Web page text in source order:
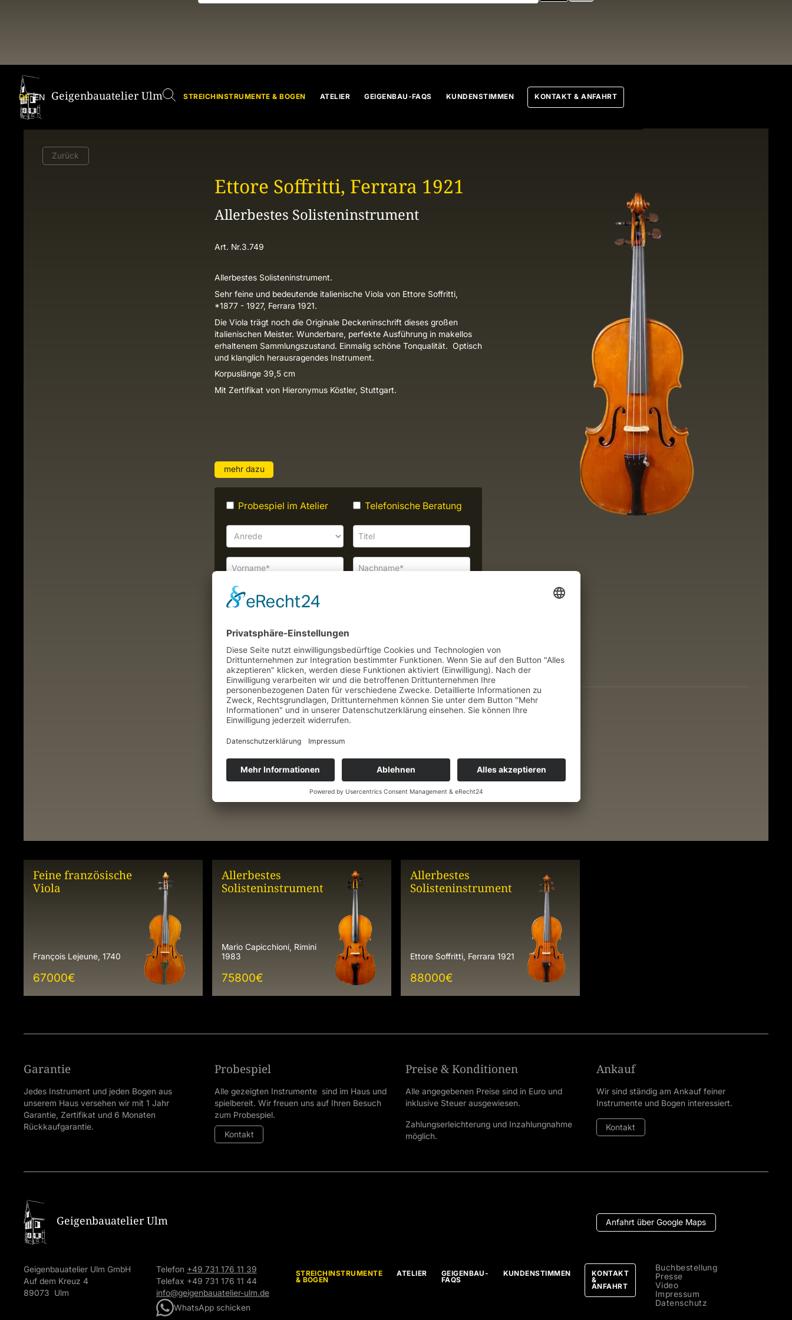
DE EN Geigenbauatelier Ulm STREICHINSTRUMENTE & BOGEN ATELIER GEIGENBAU-FAQS KUNDENSTIMMEN KONTAKT & ANFAHRT
Geigen Celli Bratschen Geigenbogen Cellobogen Bratschenbogen
Zurück
Ettore Soffritti, Ferrara 1921
Allerbestes Solisteninstrument
Art. Nr.3.749
Allerbestes Solisteninstrument.
Sehr feine und bedeutende italienische Viola von Ettore Soffritti,
*1877 - 1927, Ferrara 1921.
Die Viola trägt noch die Originale Deckeninschrift dieses großen
italienischen Meister. Wunderbare, perfekte Ausführung in makellos
erhaltenem Sammlungszustand. Einmalig schöne Tonqualität. Optisch
und klanglich herausragendes Instrument.
Korpuslänge 39,5 cm
Mit Zertifikat von Hieronymus Köstler, Stuttgart.
mehr dazu
Probespiel im Atelier Telefonische Beratung
Feine französische
Viola
François Lejeune, 1740
67000€
Allerbestes
Solisteninstrument
Mario Capicchioni, Rimini
1983
75800€
Allerbestes
Solisteninstrument
Ettore Soffritti, Ferrara 1921
88000€
Garantie
Jedes Instrument und jeden Bogen aus
unserem Haus versehen wir mit 1 Jahr
Garantie, Zertifikat und 6 Monaten
Rückkaufgarantie.
Probespiel
Alle gezeigten Instrumente sind im Haus und
spielbereit. Wir freuen uns auf Ihren Besuch
zum Probespiel.
Kontakt
Preise & Konditionen
Alle angegebenen Preise sind in Euro und
inklusive Steuer ausgewiesen.
Zahlungserleichterung und Inzahlungnahme
möglich.
Ankauf
Wir sind ständig am Ankauf feiner
Instrumente und Bogen interessiert.
Kontakt
Geigenbauatelier Ulm Anfahrt über Google Maps
Geigenbauatelier Ulm GmbH
Auf dem Kreuz 4
89073 Ulm
Telefon +49 731 176 11 39
Telefax +49 731 176 11 44
info@geigenbauatelier-ulm.de
WhatsApp schicken
STREICHINSTRUMENTE
& BOGEN
ATELIER GEIGENBAU-
FAQS
KUNDENSTIMMEN KONTAKT
&
ANFAHRT
Buchbestellung
Presse
Video
Impressum
Datenschutz